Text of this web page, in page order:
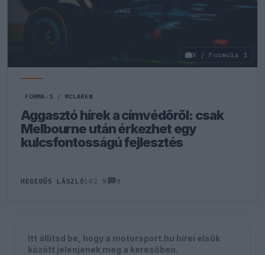
X / Formula 1
FORMA-1 / MCLAREN
Aggasztó hírek a címvédőről: csak
Melbourne után érkezhet egy
kulcsfontosságú fejlesztés
HEGEDŰS LÁSZLÓ182 N 0
Itt állítsd be, hogy a motorsport.hu hírei elsők
között jelenjenek meg a keresőben.